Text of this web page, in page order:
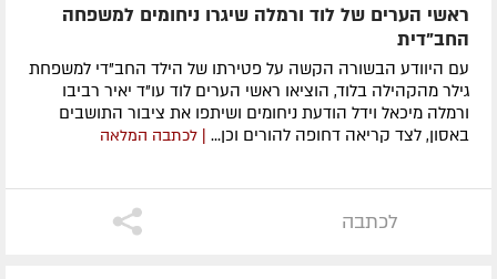
ראשי הערים של לוד ורמלה שיגרו ניחומים למשפחה
החב"דית
עם היוודע הבשורה הקשה על פטירתו של הילד החב"די למשפחת
גילר מהקהילה בלוד, הוציאו ראשי הערים לוד עו"ד יאיר רביבו
ורמלה מיכאל וידל הודעת ניחומים ושיתפו את ציבור התושבים
באסון, לצד קריאה דחופה להורים וכן... | לכתבה המלאה
לכתבה